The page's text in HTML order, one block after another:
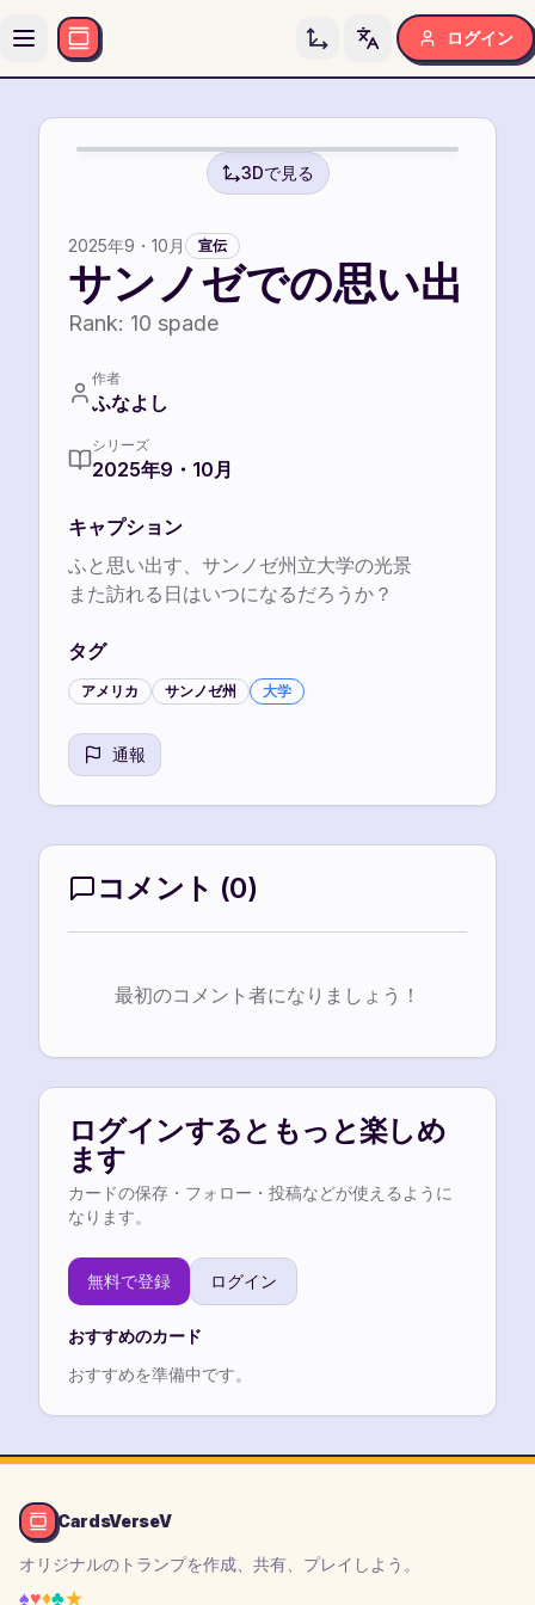
Toggle language
ログイン
10
3Dで見る
2025年9・10月 宣伝
サンノゼでの思い出
Rank: 10 spade
作者
ふなよし
シリーズ
2025年9・10月
キャプション
ふと思い出す、サンノゼ州立大学の光景
また訪れる日はいつになるだろうか？
タグ
アメリカ サンノゼ州 大学
通報
コメント (0)
最初のコメント者になりましょう！
ログインするともっと楽しめ
ます
カードの保存・フォロー・投稿などが使えるように
なります。
無料で登録 ログイン
おすすめのカード
おすすめを準備中です。
CardsVerseV
オリジナルのトランプを作成、共有、プレイしよう。
♠♥♦♣★